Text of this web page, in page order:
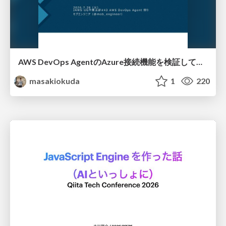
AWS DevOps AgentのAzure接続機能を検証して見えた活用法／Use Cases Verified for the AWS DevOps Agent's Azure Connectivity Feature
masakiokuda
1 220